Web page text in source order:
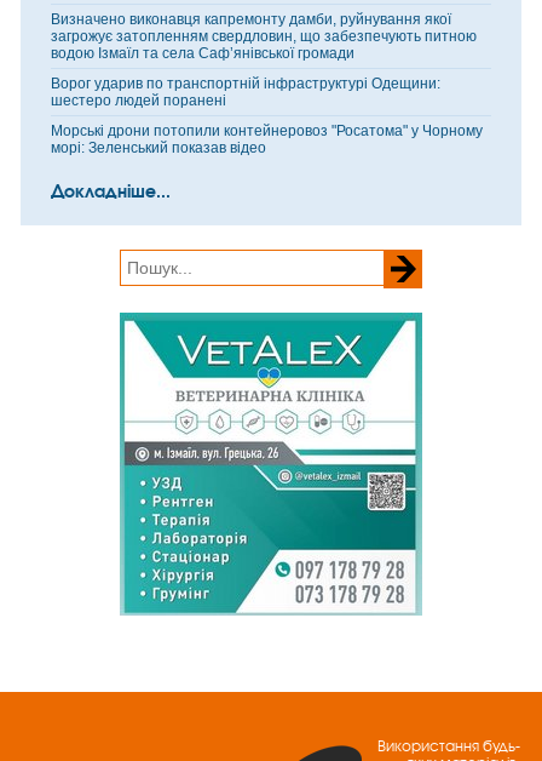
Визначено виконавця капремонту дамби, руйнування якої
загрожує затопленням свердловин, що забезпечують питною
водою Ізмаїл та села Саф’янівської громади
Ворог ударив по транспортній інфраструктурі Одещини:
шестеро людей поранені
Морські дрони потопили контейнеровоз "Росатома" у Чорному
морі: Зеленський показав відео
Докладніше...
Використання будь-